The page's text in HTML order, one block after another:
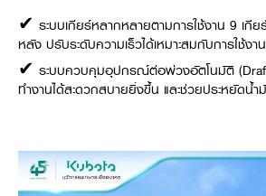
✔ ระบบเกียร์หลากหลายตามการใช้งาน 9 เกี
หลัง ปรับระดับความเร็วได้เหมาะสมกับการใช้งาน
✔ ระบบควบคุมอุปกรณ์ต่อพ่วงอัตโนมัติ
ทำงานได้สะดวกสบายยิ่งขึ้น และช่วยประหยัดน้ำ